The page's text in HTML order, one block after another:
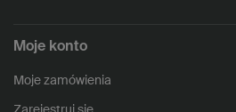
Moje konto
Moje zamówienia